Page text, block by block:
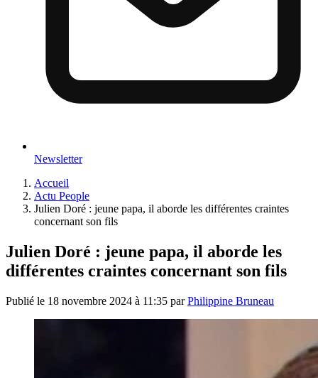
Newsletter
Accueil
Actu People
Julien Doré : jeune papa, il aborde les différentes craintes
concernant son fils
Julien Doré : jeune papa, il aborde les
différentes craintes concernant son fils
Publié le 18 novembre 2024 à 11:35 parPhilippine Bruneau